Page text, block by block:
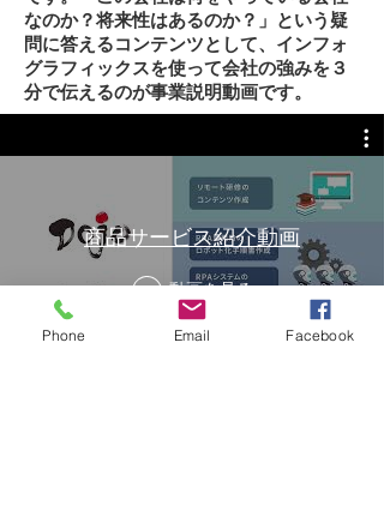
なのか？将来性はあるのか？」という疑
問に答えるコンテンツとして、インフォ
グラフィックスを使って会社の強みを３
分で伝えるのが事業説明動画です。
商品サービス紹介動画
動画を見る
Phone Email Facebook